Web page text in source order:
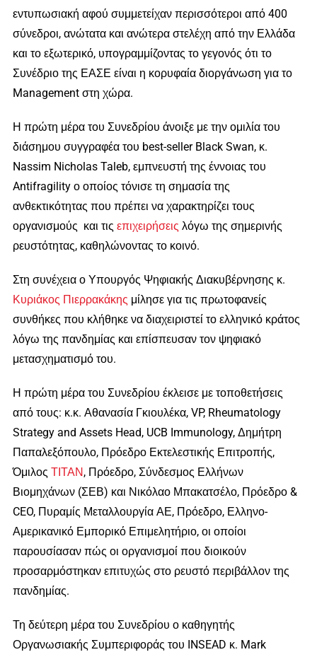
εντυπωσιακή αφού συμμετείχαν περισσότεροι από 400
σύνεδροι, ανώτατα και ανώτερα στελέχη από την Ελλάδα
και το εξωτερικό, υπογραμμίζοντας το γεγονός ότι το
Συνέδριο της ΕΑΣΕ είναι η κορυφαία διοργάνωση για το
Management στη χώρα.
Η πρώτη μέρα του Συνεδρίου άνοιξε με την ομιλία του
διάσημου συγγραφέα του best-seller Black Swan, κ.
Nassim Nicholas Taleb, εμπνευστή της έννοιας του
Antifragility ο οποίος τόνισε τη σημασία της
ανθεκτικότητας που πρέπει να χαρακτηρίζει τους
οργανισμούς και τις επιχειρήσεις λόγω της σημερινής
ρευστότητας, καθηλώνοντας το κοινό.
Στη συνέχεια ο Υπουργός Ψηφιακής Διακυβέρνησης κ.
Κυριάκος Πιερρακάκης μίλησε για τις πρωτοφανείς
συνθήκες που κλήθηκε να διαχειριστεί το ελληνικό κράτος
λόγω της πανδημίας και επίσπευσαν τον ψηφιακό
μετασχηματισμό του.
Η πρώτη μέρα του Συνεδρίου έκλεισε με τοποθετήσεις
από τους: κ.κ. Αθανασία Γκιουλέκα, VP, Rheumatology
Strategy and Assets Head, UCB Immunology, Δημήτρη
Παπαλεξόπουλο, Πρόεδρο Εκτελεστικής Επιτροπής,
Όμιλος ΤΙΤΑΝ, Πρόεδρο, Σύνδεσμος Ελλήνων
Βιομηχάνων (ΣΕΒ) και Νικόλαο Μπακατσέλο, Πρόεδρο &
CEO, Πυραμίς Μεταλλουργία ΑΕ, Πρόεδρο, Ελληνο-
Αμερικανικό Εμπορικό Επιμελητήριο, οι οποίοι
παρουσίασαν πώς οι οργανισμοί που διοικούν
προσαρμόστηκαν επιτυχώς στο ρευστό περιβάλλον της
πανδημίας.
Τη δεύτερη μέρα του Συνεδρίου ο καθηγητής
Οργανωσιακής Συμπεριφοράς του INSEAD κ. Mark